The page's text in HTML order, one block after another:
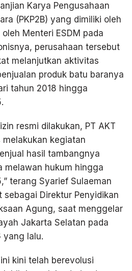
Karya Pengusahaan
(PKP2B) yang dimiliki oleh
Menteri ESDM pada
perusahaan tersebut
melanjutkan aktivitas
produk batu baranya
tahun 2018 hingga
resmi dilakukan, PT AKT
kegiatan
hasil tambangnya
melawan hukum hingga
terang Syarief Sulaeman
sebagai Direktur Penyidikan
Agung, saat menggelar
Jakarta Selatan pada
yang lalu.
kini telah berevolusi